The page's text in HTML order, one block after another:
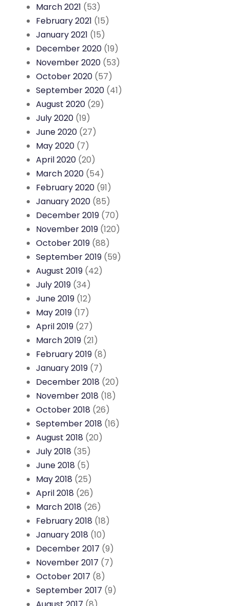
March 2021 (53)
February 2021 (15)
January 2021 (15)
December 2020 (19)
November 2020 (53)
October 2020 (57)
September 2020 (41)
August 2020 (29)
July 2020 (19)
June 2020 (27)
May 2020 (7)
April 2020 (20)
March 2020 (54)
February 2020 (91)
January 2020 (85)
December 2019 (70)
November 2019 (120)
October 2019 (88)
September 2019 (59)
August 2019 (42)
July 2019 (34)
June 2019 (12)
May 2019 (17)
April 2019 (27)
March 2019 (21)
February 2019 (8)
January 2019 (7)
December 2018 (20)
November 2018 (18)
October 2018 (26)
September 2018 (16)
August 2018 (20)
July 2018 (35)
June 2018 (5)
May 2018 (25)
April 2018 (26)
March 2018 (26)
February 2018 (18)
January 2018 (10)
December 2017 (9)
November 2017 (7)
October 2017 (8)
September 2017 (9)